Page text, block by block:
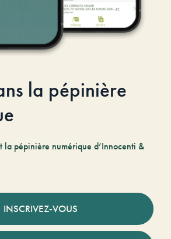
la pépinière
la pépinière numérique d’Innocenti &
INSCRIVEZ-VOUS